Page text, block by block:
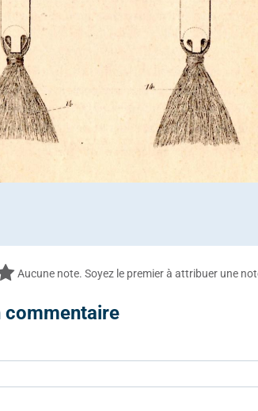
Aucune note. Soyez le premier à attribuer une
commentaire